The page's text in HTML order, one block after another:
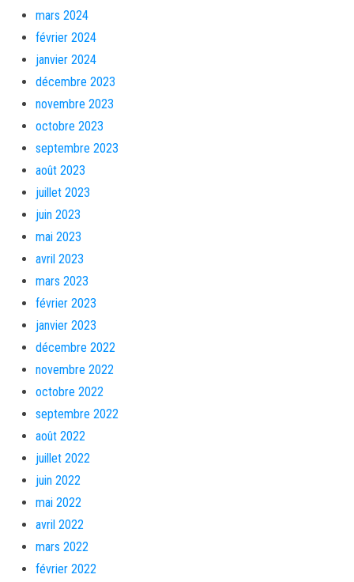
mars 2024
février 2024
janvier 2024
décembre 2023
novembre 2023
octobre 2023
septembre 2023
août 2023
juillet 2023
juin 2023
mai 2023
avril 2023
mars 2023
février 2023
janvier 2023
décembre 2022
novembre 2022
octobre 2022
septembre 2022
août 2022
juillet 2022
juin 2022
mai 2022
avril 2022
mars 2022
février 2022